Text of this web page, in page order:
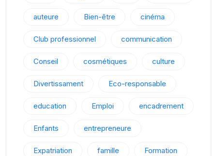
auteure Bien-être cinéma
Club professionnel communication
Conseil cosmétiques culture
Divertissament Eco-responsable
education Emploi encadrement
Enfants entrepreneure
Expatriation famille Formation